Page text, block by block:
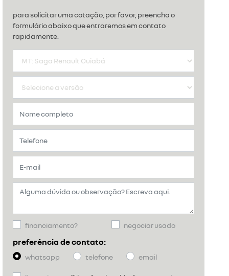
para solicitar uma cotação, por favor, preencha o
formulário abaixo que entraremos em contato
rapidamente.
financiamento? negociar usado
preferência de contato:
whatsapp telefone email